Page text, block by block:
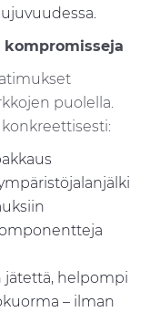
puolella.
jätettä, helpompi
– ilman